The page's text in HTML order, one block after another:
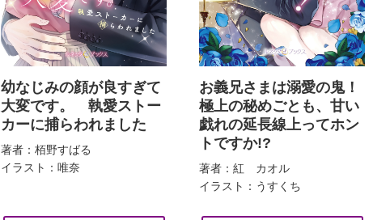
幼なじみの顔が良すぎて
大変です。 執愛ストー
カーに捕らわれました
著者：栢野すばる
イラスト：唯奈
お義兄さまは溺愛の鬼！
極上の秘めごとも、甘い
戯れの延長線上ってホン
トですか!?
著者：紅 カオル
イラスト：うすくち